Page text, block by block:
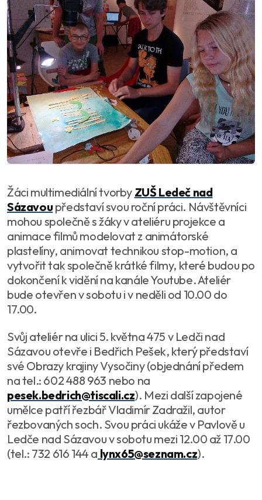
Žáci multimediální tvorby ZUŠ Ledeč nad
Sázavoupředstaví svou roční práci. Návštěvníci
mohou společně s žáky v ateliéru projekce a
animace filmů modelovat z animátorské
plastelíny, animovat technikou stop-motion, a
vytvořit tak společně krátké filmy, které budou po
dokončení k vidění na kanále Youtube. Ateliér
bude otevřen v sobotu i v neděli od 10.00 do
17.00.
Svůj ateliér na ulici 5. května 475 v Ledči nad
Sázavou otevře i Bedřich Pešek, který představí
své Obrazy krajiny Vysočiny (objednání předem
na tel.: 602 488 963 nebo na
pesek.bedrich@tiscali.cz). Mezi další zapojené
umělce patří řezbář Vladimír Zadražil, autor
řezbovaných soch. Svou práci ukáže v Pavlově u
Ledče nad Sázavou v sobotu mezi 12.00 až 17.00
(tel.: 732 616 144 a lynx65@seznam.cz).